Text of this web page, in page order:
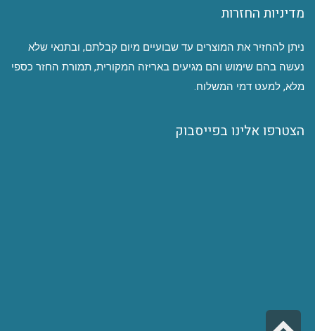
מדיניות החזרות
ניתן להחזיר את המוצרים עד שבועיים מיום קבלתם, ובתנאי שלא
נעשה בהם שימוש והם מגיעים באריזה המקורית, תמורת החזר כספי
מלא, למעט דמי המשלוח.
הצטרפו אלינו בפייסבוק